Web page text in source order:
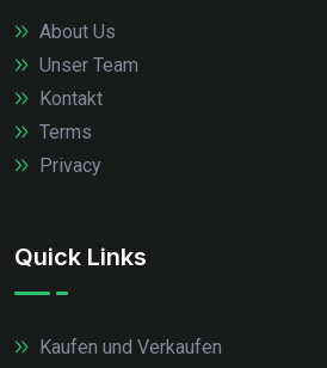
About Us
Unser Team
Kontakt
Terms
Privacy
Quick Links
Kaufen und Verkaufen